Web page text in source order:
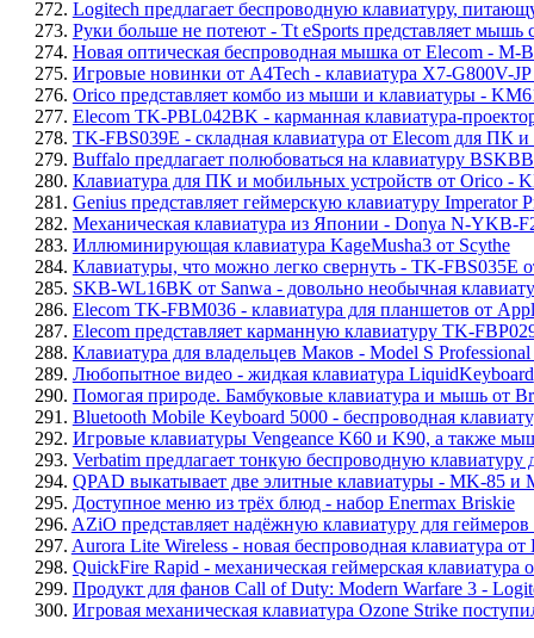
272. Logitech предлагает беспроводную клавиатуру,
273. Руки больше не потеют - Tt eSports представляет
274. Новая оптическая беспроводная мышка от Elecom - M-
275. Игровые новинки от A4Tech - клавиатура X7-G800V-
276. Orico представляет комбо из мыши и клавиатуры -
277. Elecom TK-PBL042BK - карманная клавиатура-
278. TK-FBS039E - складная клавиатура от Elecom для ПК
279. Buffalo предлагает полюбоваться на клавиатуру
280. Клавиатура для ПК и мобильных устройств от Orico -
281. Genius представляет геймерскую клавиатуру Imperator
282. Механическая клавиатура из Японии - Donya N-YKB-
283. Иллюминирующая клавиатура KageMusha3 от Scythe
284. Клавиатуры, что можно легко свернуть - TK-FBS035E
285. SKB-WL16BK от Sanwa - довольно необычная
286. Elecom TK-FBM036 - клавиатура для планшетов от
287. Elecom представляет карманную клавиатуру TK-
288. Клавиатура для владельцев Маков - Model S
289. Любопытное видео - жидкая клавиатура LiquidKeyboard
290. Помогая природе. Бамбуковые клавиатура и мышь от
291. Bluetooth Mobile Keyboard 5000 - беспроводная
292. Игровые клавиатуры Vengeance K60 и K90, а также
293. Verbatim предлагает тонкую беспроводную
294. QPAD выкатывает две элитные клавиатуры - MK-85 и
295. Доступное меню из трёх блюд - набор Enermax Briskie
296. AZiO представляет надёжную клавиатуру для
297. Aurora Lite Wireless - новая беспроводная клавиатура от
298. QuickFire Rapid - механическая геймерская клавиатура
299. Продукт для фанов Call of Duty: Modern Warfare 3 -
300. Игровая механическая клавиатура Ozone Strike